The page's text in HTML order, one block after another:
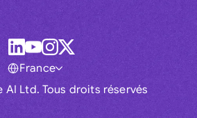
AI Ltd. Tous droits réservés
France